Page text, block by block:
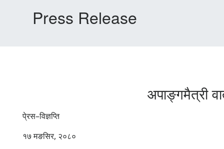
Press Release
अपाङ्गमैत्री
पे्रस–विज्ञप्ति
१७ मङसिर, २०८०